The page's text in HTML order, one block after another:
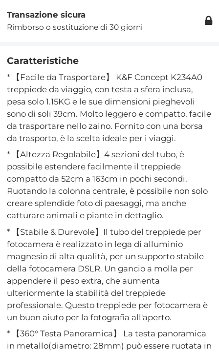
Transazione sicura
Rimborso o sostituzione di 30 giorni
Caratteristiche
* 【Facile da Trasportare】 K&F Concept K234A0
treppiede da viaggio, con testa a sfera inclusa,
pesa solo 1.15KG e le sue dimensioni pieghevoli
sono di soli 39cm. Molto leggero e compatto, facile
da trasportare nello zaino. Fornito con una borsa
da trasporto, è la scelta ideale per i viaggi.
* 【Altezza Regolabile】4 sezioni del tubo, è
possibile estendere facilmente il treppiede
compatto da 52cm a 163cm in pochi secondi.
Ruotando la colonna centrale, è possibile non solo
creare splendide foto di paesaggi, ma anche
catturare animali e piante in dettaglio.
* 【Stabile & Durevole】Il tubo del treppiede per
fotocamera è realizzato in lega di alluminio
magnesio di alta qualità, per un supporto stabile
della fotocamera DSLR. Un gancio a molla per
appendere il peso extra, che aumenta
ulteriormente la stabilità del treppiede
professionale. Questo treppiede per fotocamera è
un buon aiuto per la fotografia all'aperto.
* 【360° Testa Panoramica】 La testa panoramica
in metallo(diametro: 28mm) può essere ruotata in